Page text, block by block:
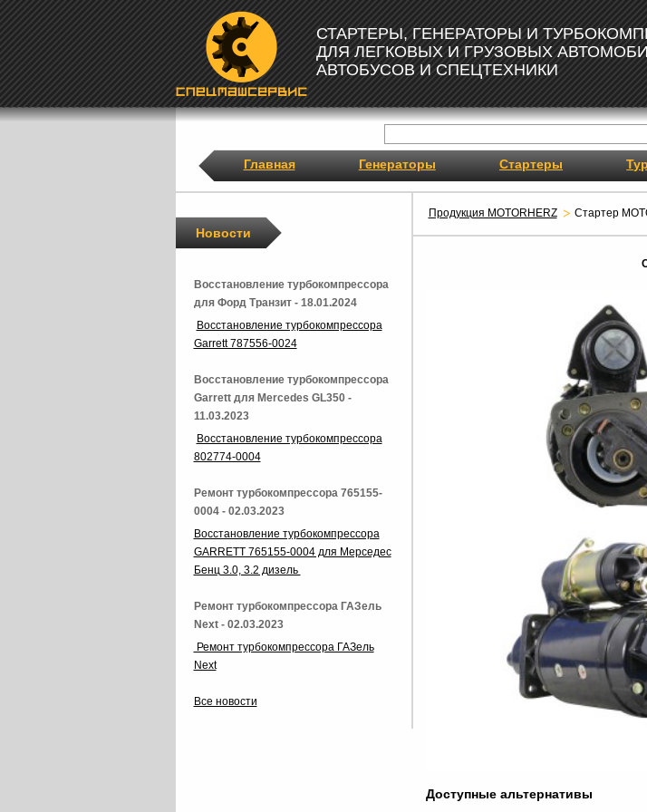
СТАРТЕРЫ, ГЕНЕРАТОРЫ И
ДЛЯ ЛЕГКОВЫХ И ГРУЗОВЫХ
АВТОБУСОВ И СПЕЦТЕХНИКИ
Главная Генераторы Стартеры
Продукция MOTORHERZ Стартер
Доступные альтернативы
Новости
Восстановление турбокомпрессора
для Форд Транзит - 18.01.2024
Восстановление турбокомпрессора
Garrett 787556-0024
Восстановление турбокомпрессора
Garrett для Mercedes GL350 -
11.03.2023
Восстановление турбокомпрессора
802774-0004
Ремонт турбокомпрессора 765155-
0004 - 02.03.2023
Восстановление турбокомпрессора
GARRETT 765155-0004 для Мерседес
Бенц 3.0, 3.2 дизель
Ремонт турбокомпрессора ГАЗель
Next - 02.03.2023
Ремонт турбокомпрессора ГАЗель
Next
Все новости